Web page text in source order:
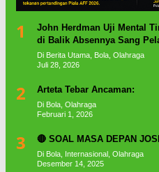
1
John Herdman Uji Mental
di Balik Absennya Sang
Di Berita Utama, Bola, Olahraga
Juli 28, 2026
2 Arteta Tebar Ancaman:
Di Bola, Olahraga
Februari 1, 2026
3 🔴 SOAL MASA DEPAN
Di Bola, Internasional, Olahraga
Desember 14, 2025